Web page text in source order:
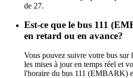
de 27.
Est-ce que le bus 111
en retard ou en avance?
Vous pouvez suivre votre bus
les mises à jour en temps réel et
l'horaire du bus 111 (EMBARK)